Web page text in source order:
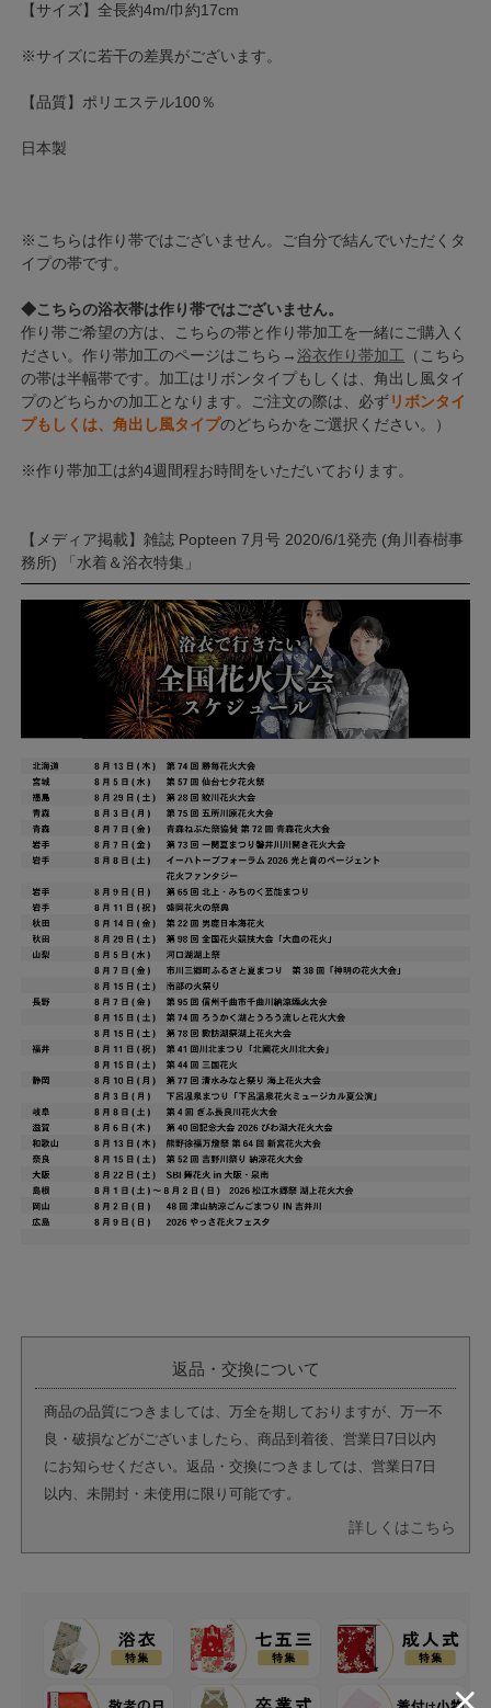
【サイズ】全長約4m/巾約17cm
※サイズに若干の差異がございます。
【品質】ポリエステル100％
日本製
※こちらは作り帯ではございません。ご自分で結んでいただくタ
イプの帯です。
◆こちらの浴衣帯は作り帯ではございません。
作り帯ご希望の方は、こちらの帯と作り帯加工を一緒にご購入く
ださい。作り帯加工のページはこちら→浴衣作り帯加工 （こちら
の帯は半幅帯です。加工はリボンタイプもしくは、角出し風タイ
プのどちらかの加工となります。ご注文の際は、必ずリボンタイ
プもしくは、角出し風タイプのどちらかをご選択ください。）
※作り帯加工は約4週間程お時間をいただいております。
【メディア掲載】雑誌 Popteen 7月号 2020/6/1発売 (角川春樹事
務所) 「水着＆浴衣特集」
返品・交換について
商品の品質につきましては、万全を期しておりますが、万一不
良・破損などがございましたら、商品到着後、営業日7日以内
にお知らせください。返品・交換につきましては、営業日7日
以内、未開封・未使用に限り可能です。
詳しくはこちら